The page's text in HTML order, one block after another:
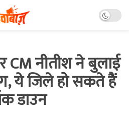
CM नीतीश ने बुलाई
ये जिले हो सकते हैं
डाउन